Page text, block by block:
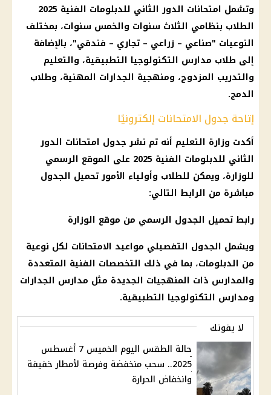
وتشمل امتحانات الدور الثاني للدبلومات الفنية 2025
الطلاب بنظامي الثلاث سنوات والخمس سنوات، بمختلف
النوعيات "صناعي – زراعي – تجاري – فندقي"، بالإضافة
إلى طلاب مدارس التكنولوجيا التطبيقية، والتعليم
والتدريب المزدوج، ومنهجية الجدارات المهنية، وطلاب
الدمج.
إتاحة جدول الامتحانات إلكترونيًا
أكدت وزارة التعليم أنه تم نشر جدول امتحانات الدور
الثاني للدبلومات الفنية 2025 على الموقع الرسمي
للوزارة، ويمكن للطلاب وأولياء الأمور تحميل الجدول
مباشرة من الرابط التالي:
رابط تحميل الجدول الرسمي من موقع الوزارة
ويشمل الجدول التفصيلي مواعيد الامتحانات لكل نوعية
من الدبلومات، بما في ذلك التخصصات الفنية المتعددة
والمدارس ذات المنهجيات الجديدة مثل مدارس الجدارات
ومدارس التكنولوجيا التطبيقية.
لا يفوتك
حالة الطقس اليوم الخميس 7 أغسطس
2025.. سحب منخفضة وفرصة لأمطار خفيفة
وانخفاض الحرارة